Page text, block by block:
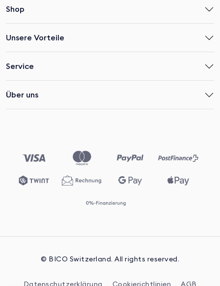
Shop
Unsere Vorteile
Service
Über uns
© BICO Switzerland. All rights reserved.